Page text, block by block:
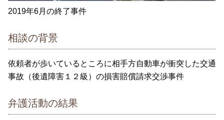
2019年6月の終了事件
相談の背景
依頼者が歩いているところに相手方自動車が衝突した交通
事故（後遺障害１２級）の損害賠償請求交渉事件
弁護活動の結果